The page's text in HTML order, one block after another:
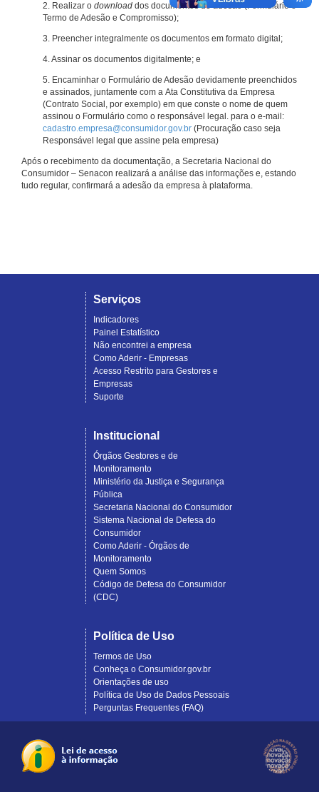
2. Realizar o download dos documentos de adesão (Formulário e
Termo de Adesão e Compromisso);
3. Preencher integralmente os documentos em formato digital;
4. Assinar os documentos digitalmente; e
5. Encaminhar o Formulário de Adesão devidamente preenchidos
e assinados, juntamente com a Ata Constitutiva da Empresa
(Contrato Social, por exemplo) em que conste o nome de quem
assinou o Formulário como o responsável legal. para o e-mail:
cadastro.empresa@consumidor.gov.br (Procuração caso seja
Responsável legal que assine pela empresa)
Após o recebimento da documentação, a Secretaria Nacional do
Consumidor – Senacon realizará a análise das informações e, estando
tudo regular, confirmará a adesão da empresa à plataforma.
Serviços
Indicadores
Painel Estatístico
Não encontrei a empresa
Como Aderir - Empresas
Acesso Restrito para Gestores e
Empresas
Suporte
Institucional
Órgãos Gestores e de
Monitoramento
Ministério da Justiça e Segurança
Pública
Secretaria Nacional do Consumidor
Sistema Nacional de Defesa do
Consumidor
Como Aderir - Órgãos de
Monitoramento
Quem Somos
Código de Defesa do Consumidor
(CDC)
Política de Uso
Termos de Uso
Conheça o Consumidor.gov.br
Orientações de uso
Política de Uso de Dados Pessoais
Perguntas Frequentes (FAQ)